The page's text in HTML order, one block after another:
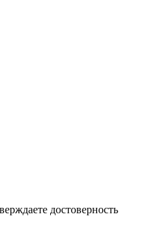
достоверность